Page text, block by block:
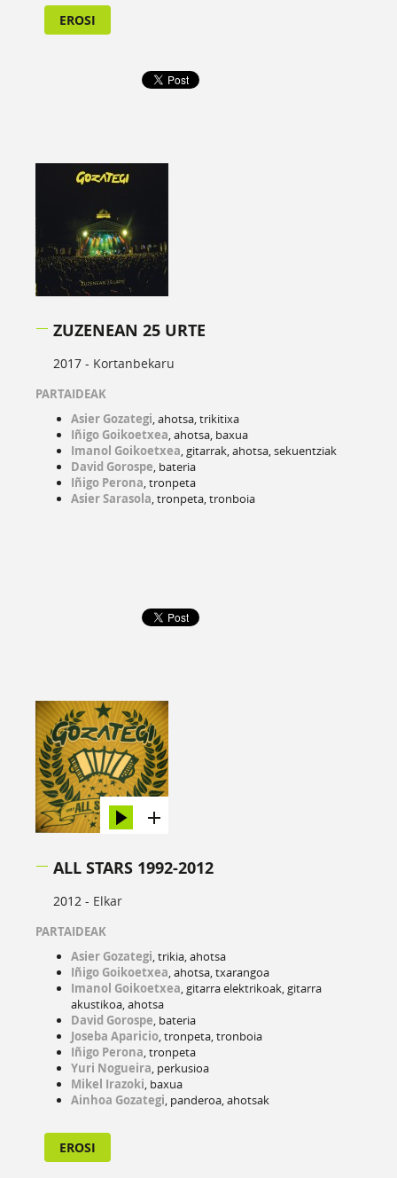
EROSI
ZUZENEAN 25 URTE
2017 - Kortanbekaru
PARTAIDEAK
Asier Gozategi, ahotsa, trikitixa
Iñigo Goikoetxea, ahotsa, baxua
Imanol Goikoetxea, gitarrak, ahotsa, sekuentziak
David Gorospe, bateria
Iñigo Perona, tronpeta
Asier Sarasola, tronpeta, tronboia
ALL STARS 1992-2012
2012 - Elkar
PARTAIDEAK
Asier Gozategi, trikia, ahotsa
Iñigo Goikoetxea, ahotsa, txarangoa
Imanol Goikoetxea, gitarra elektrikoak, gitarra
akustikoa, ahotsa
David Gorospe, bateria
Joseba Aparicio, tronpeta, tronboia
Iñigo Perona, tronpeta
Yuri Nogueira, perkusioa
Mikel Irazoki, baxua
Ainhoa Gozategi, panderoa, ahotsak
EROSI